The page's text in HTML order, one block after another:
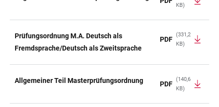
KB)
Prüfungsordnung M.A. Deutsch als
Fremdsprache/Deutsch als Zweitsprache
PDF
(331,2
KB)
Allgemeiner Teil Masterprüfungsordnung PDF
(140,6
KB)